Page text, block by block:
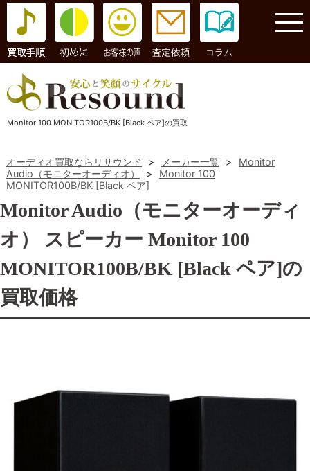
コラム
Monitor 100 MONITOR100B/BK [Black ペア]の買取
オーディオ買取ならリサウンド > メーカー一覧 >
Monitor
Audio（モニターオーディオ）
>
Monitor 100
MONITOR100B/BK [Black ペア]
Monitor Audio（モニターオーディ
オ） スピーカー Monitor 100
MONITOR100B/BK [Black ペア]の
買取価格